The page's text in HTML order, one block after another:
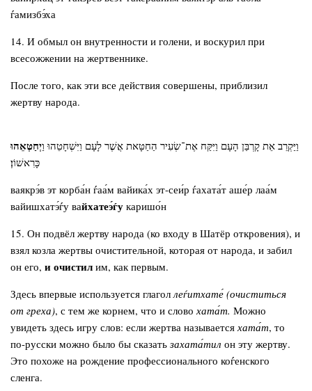
ѓамизбэ́ха
14. И обмыл он внутренности и голени, и воскурил при
всесожжении на жертвеннике.
После того, как эти все действия совершены, приблизил
жертву народа.
וַיַּקְרֵב אֵת קָרְבַּן הָעָם וַיִּקַּח אֶת־שְׂעִיר הַחַטָּאת אֲשֶׁר לָעָם וַיִּשְׁחָטֵהוּ וַיְחַטְּאֵהוּ
כָּרִאשׁוֹן׃
ваякрэ́в эт корба́н ѓаа́м вайика́х эт-сеи́р ѓахата́т аше́р лаа́м
вайишхатэ́ѓу вайхатеэ́ѓу каришо́н
15. Он подвёл жертву народа (ко входу в Шатёр откровения), и
взял козла жертвы очистительной, которая от народа, и забил
он его, и очистил им, как первым.
Здесь впервые используется глаголлеѓитхате́ (очиститься
от греха), с тем же корнем, что и слово хата́т. Можно
увидеть здесь игру слов: если жертва называется хата́т, то
по-русски можно было бы сказать захата́тил он эту жертву.
Это похоже на рождение профессионального коѓенского
сленга.